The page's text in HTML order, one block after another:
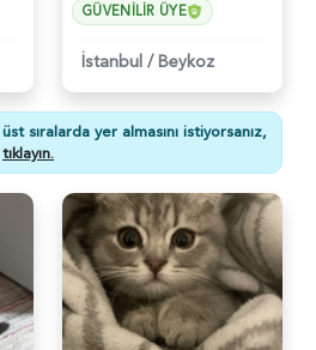
GÜVENILIR ÜYE
İstanbul / Beykoz
sıralarda yer almasını istiyorsanız,
tıklayın.